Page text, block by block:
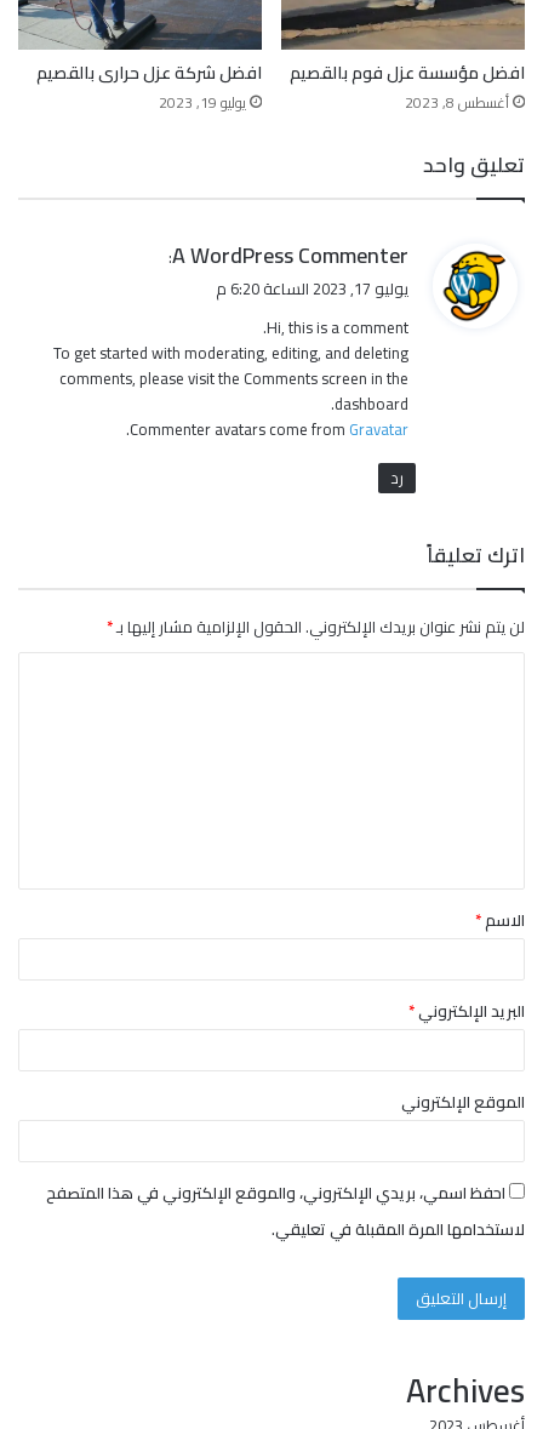
افضل مؤسسة عزل فوم بالقصيم
أغسطس 8, 2023
افضل شركة عزل حرارى بالقصيم
يوليو 19, 2023
تعليق واحد
ي
و
ل
A WordPress Commenter
:
يوليو 17, 2023 الساعة 6:20 م
Hi, this is a comment.
To get started with moderating, editing, and deleting
comments, please visit the Comments screen in the
dashboard.
Commenter avatars come from Gravatar
.
رد
اترك تعليقاً
لن يتم نشر عنوان بريدك الإلكتروني. الحقول الإلزامية مشار إليها بـ*
ق
*الاسم*
البريد الإلكتروني*
الموقع الإلكتروني
احفظ اسمي، بريدي الإلكتروني، والموقع الإلكتروني في هذا المتصفح
لاستخدامها المرة المقبلة في تعليقي.
Archives